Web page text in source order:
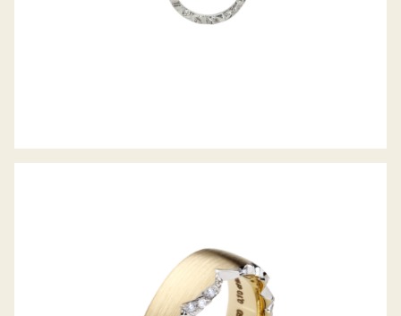
ALPENRING